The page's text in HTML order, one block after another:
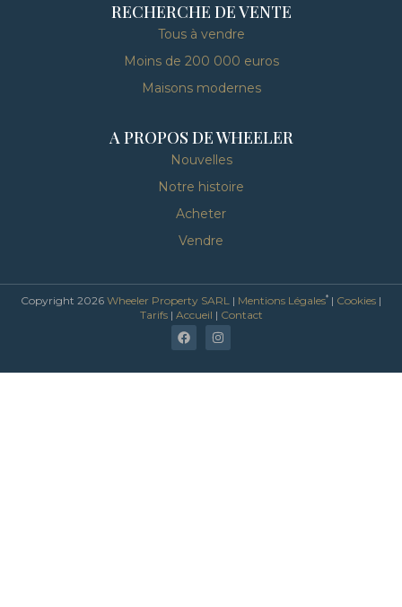
RECHERCHE DE VENTE
Tous à vendre
Moins de 200 000 euros
Maisons modernes
A PROPOS DE WHEELER
Nouvelles
Notre histoire
Acheter
Vendre
Copyright 2026 Wheeler Property SARL | Mentions Légales* | Cookies |
Tarifs| Accueil | Contact